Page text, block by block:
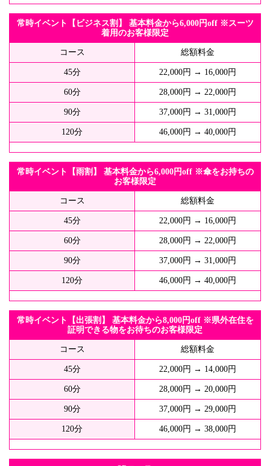
常時イベント【ビジネス割】 基本料金から6,000円off ※スーツ
着用のお客様限定
コース 総額料金
45分 22,000円 → 16,000円
60分 28,000円 → 22,000円
90分 37,000円 → 31,000円
120分 46,000円 → 40,000円
常時イベント【雨割】 基本料金から6,000円off ※傘をお持ちの
お客様限定
コース 総額料金
45分 22,000円 → 16,000円
60分 28,000円 → 22,000円
90分 37,000円 → 31,000円
120分 46,000円 → 40,000円
常時イベント【出張割】 基本料金から8,000円off ※県外在住を
証明できる物をお待ちのお客様限定
コース 総額料金
45分 22,000円 → 14,000円
60分 28,000円 → 20,000円
90分 37,000円 → 29,000円
120分 46,000円 → 38,000円